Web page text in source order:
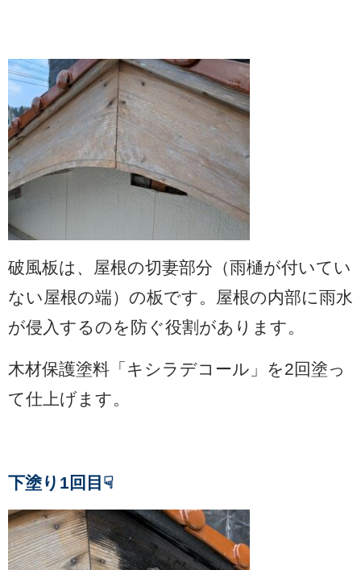
破風板は 、 屋根の切妻部分（雨樋が付いてい
ない屋根の端）の板です。屋根の内部に雨水
が侵入するのを防ぐ役割があります。
木材保護塗料「キシラデコール」を2回塗っ
て仕上げます。
下塗り1回目☟